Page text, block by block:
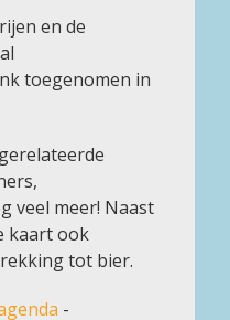
en de
toegenomen in
veel meer! Naast
kaart ook
tot bier.
-